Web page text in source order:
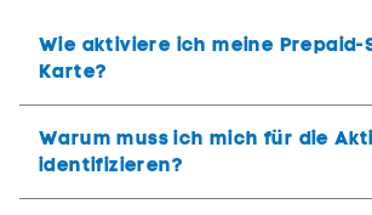
Wie aktiviere ich meine Prepaid-
Karte?
Warum muss ich mich für die
identifizieren?